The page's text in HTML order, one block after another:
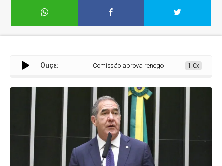
Ouça: Comissão aprova renegociação de dívidas de
1.0x